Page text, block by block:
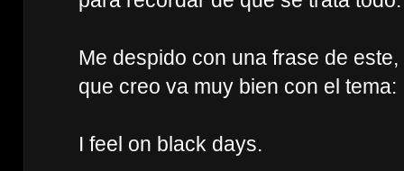
Me despido con una frase de
que creo va muy bien con el tema:
I feel on black days.